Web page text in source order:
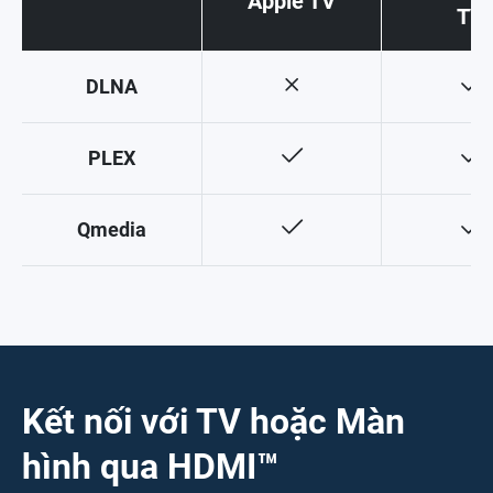
TV
DLNA
PLEX
Qmedia
Kết nối với TV hoặc Màn
hình qua HDMI™